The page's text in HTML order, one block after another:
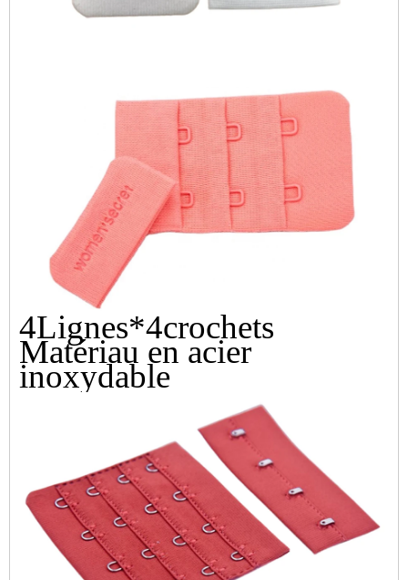
4Lignes*4crochets
Matériau en acier
inoxydable